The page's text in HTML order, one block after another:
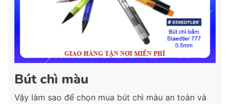
Bút chì màu
Vậy làm sao để chọn mua bút chì màu an toàn và